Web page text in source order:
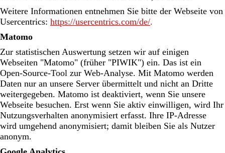
Weitere Informationen entnehmen Sie bitte der Webseite von
Usercentrics: https://usercentrics.com/de/.
Matomo
Zur statistischen Auswertung setzen wir auf einigen
Webseiten "Matomo" (früher "PIWIK") ein. Das ist ein
Open-Source-Tool zur Web-Analyse. Mit Matomo werden
Daten nur an unsere Server übermittelt und nicht an Dritte
weitergegeben. Matomo ist deaktiviert, wenn Sie unsere
Webseite besuchen. Erst wenn Sie aktiv einwilligen, wird Ihr
Nutzungsverhalten anonymisiert erfasst. Ihre IP-Adresse
wird umgehend anonymisiert; damit bleiben Sie als Nutzer
anonym.